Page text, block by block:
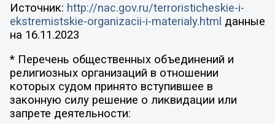
Источник: http://nac.gov.ru/terroristicheskie-i-
ekstremistskie-organizacii-i-materialy.html данные
на 16.11.2023
* Перечень общественных объединений и
религиозных организаций в отношении
которых судом принято вступившее в
законную силу решение о ликвидации или
запрете деятельности: